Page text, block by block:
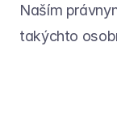
Naším
takýchto